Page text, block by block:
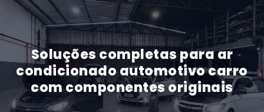
Soluções completas para ar
condicionado automotivo carro
com componentes originais